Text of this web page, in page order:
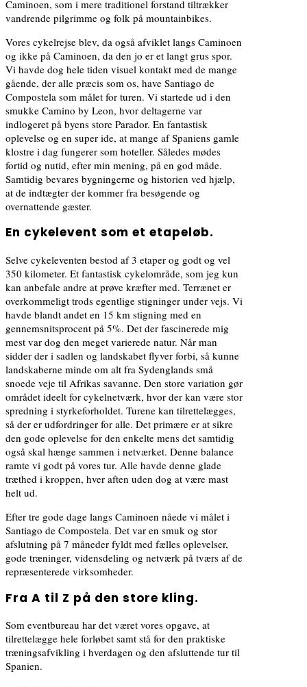
Caminoen, som i mere traditionel forstand tiltrækker
vandrende pilgrimme og folk på mountainbikes.
Vores cykelrejse blev, da også afviklet langs Caminoen
og ikke på Caminoen, da den jo er et langt grus spor.
Vi havde dog hele tiden visuel kontakt med de mange
gående, der alle præcis som os, have Santiago de
Compostela som målet for turen. Vi startede ud i den
smukke Camino by Leon, hvor deltagerne var
indlogeret på byens store Parador. En fantastisk
oplevelse og en super ide, at mange af Spaniens gamle
klostre i dag fungerer som hoteller. Således mødes
fortid og nutid, efter min mening, på en god måde.
Samtidig bevares bygningerne og historien ved hjælp,
at de indtægter der kommer fra besøgende og
overnattende gæster.
En cykelevent som et etapeløb.
Selve cykeleventen bestod af 3 etaper og godt og vel
350 kilometer. Et fantastisk cykelområde, som jeg kun
kan anbefale andre at prøve kræfter med. Terrænet er
overkommeligt trods egentlige stigninger under vejs. Vi
havde blandt andet en 15 km stigning med en
gennemsnitsprocent på 5%. Det der fascinerede mig
mest var dog den meget varierede natur. Når man
sidder der i sadlen og landskabet flyver forbi, så kunne
landskaberne minde om alt fra Sydenglands små
snoede veje til Afrikas savanne. Den store variation gør
området ideelt for cykelnetværk, hvor der kan være stor
spredning i styrkeforholdet. Turene kan tilrettelægges,
så der er udfordringer for alle. Det primære er at sikre
den gode oplevelse for den enkelte mens det samtidig
også skal hænge sammen i netværket. Denne balance
ramte vi godt på vores tur. Alle havde denne glade
træthed i kroppen, hver aften uden dog at være mast
helt ud.
Efter tre gode dage langs Caminoen nåede vi målet i
Santiago de Compostela. Det var en smuk og stor
afslutning på 7 måneder fyldt med fælles oplevelser,
gode træninger, vidensdeling og netværk på tværs af de
repræsenterede virksomheder.
Fra A til Z på den store kling.
Som eventbureau har det været vores opgave, at
tilrettelægge hele forløbet samt stå for den praktiske
træningsafvikling i hverdagen og den afsluttende tur til
Spanien.